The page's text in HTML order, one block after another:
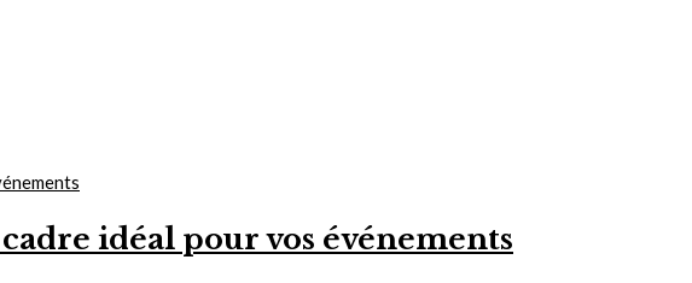
idéal pour vos événements